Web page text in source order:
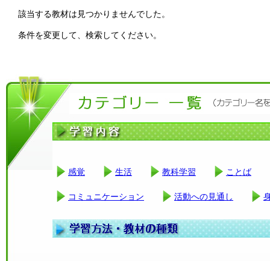
該当する教材は見つかりませんでした。
条件を変更して、検索してください。
感覚 生活 教科学習 ことば
コミュニケーション 活動への見通し